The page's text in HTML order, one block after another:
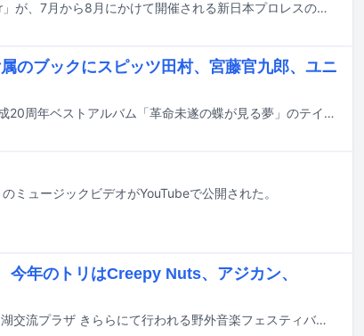
the bercedes menzの新曲「impact tracker」が、7月から8月にかけて開催される新日本プロレスの大会「新日カードランブル Presents G1 CLIMAX 36」のテーマソングに決まった。
のブックにスピッツ田村、宮藤官九郎、ユニ
a flood of circleが8月5日にリリースする結成20周年ベストアルバム「革命未遂の蝶が見る夢」のテイチクオンライン限定盤に付属するブックレットの寄稿者が発表された。
ュージックビデオがYouTubeで公開された。
年のトリはCreepy Nuts、アジカン、
8月28日から30日までの3日間、山梨・山中湖交流プラザ きららにて行われる野外音楽フェスティバル「SPACE SHOWER SWEET LOVE SHOWER 2026」のタイムテーブルが発表された。